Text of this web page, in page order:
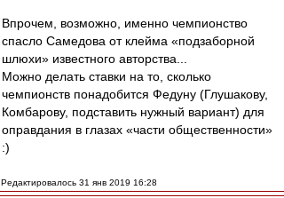
Впрочем, возможно, именно чемпионство
спасло Самедова от клейма «подзаборной
шлюхи» известного авторства...
Можно делать ставки на то, сколько
чемпионств понадобится Федуну (Глушакову,
Комбарову, подставить нужный вариант) для
оправдания в глазах «части общественности»
:)
Редактировалось 31 янв 2019 16:28